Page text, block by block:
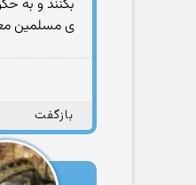
بکنند و به
ی مسلمین
بازگفت